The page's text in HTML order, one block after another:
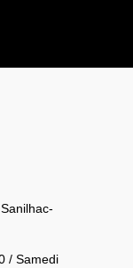
/ Samedi